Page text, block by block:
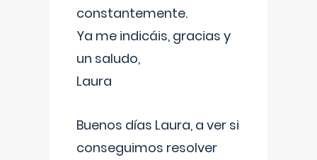
constantemente.
Ya me indicáis, gracias y
un saludo,
Laura
Buenos días Laura, a ver si
conseguimos resolver